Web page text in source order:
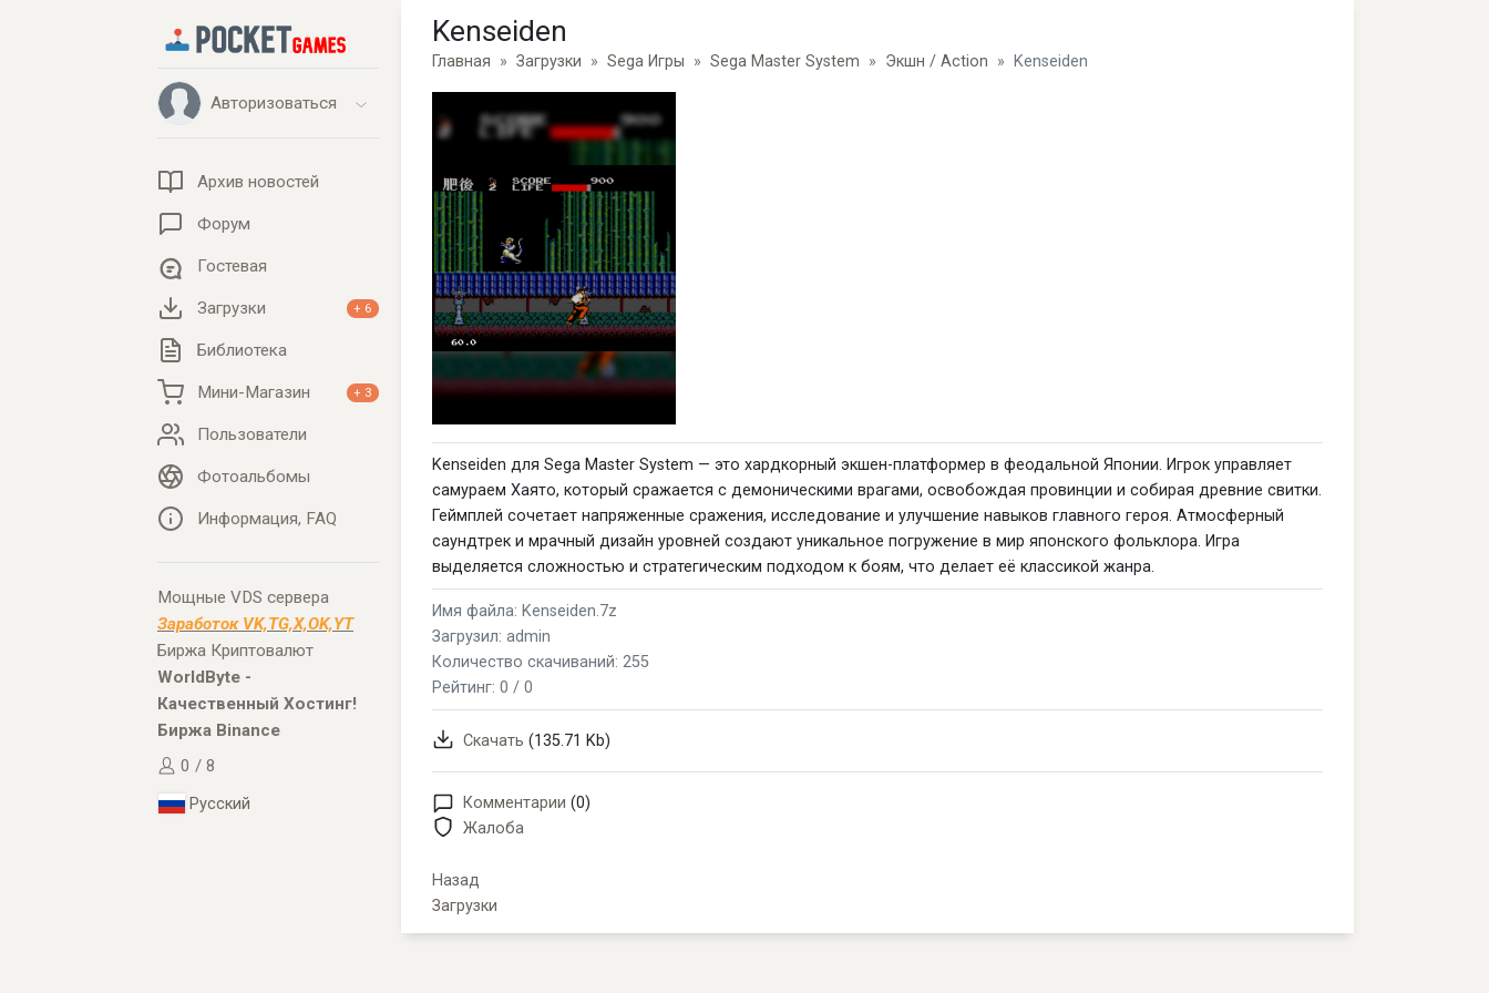
Авторизоваться
Архив новостей
Форум
Гостевая
Загрузки + 6
Библиотека
Мини-Магазин + 3
Пользователи
Фотоальбомы
Информация, FAQ
Мощные VDS сервера
Заработок VK,TG,X,OK,YT
Биржа Криптовалют
WorldByte -
Качественный Хостинг!
Биржа Binance
0 / 8
Русский
Kenseiden
Главная Загрузки Sega Игры Sega Master System Экшн / Action Kenseiden
Kenseiden для Sega Master System — это хардкорный экшен-платформер в феодальной Японии. Игрок управляет
самураем Хаято, который сражается с демоническими врагами, освобождая провинции и собирая древние свитки.
Геймплей сочетает напряженные сражения, исследование и улучшение навыков главного героя. Атмосферный
саундтрек и мрачный дизайн уровней создают уникальное погружение в мир японского фольклора. Игра
выделяется сложностью и стратегическим подходом к боям, что делает её классикой жанра.
Имя файла: Kenseiden.7z
Загрузил: admin
Количество скачиваний: 255
Рейтинг: 0 / 0
Скачать (135.71 Kb)
Комментарии (0)
Жалоба
Назад
Загрузки